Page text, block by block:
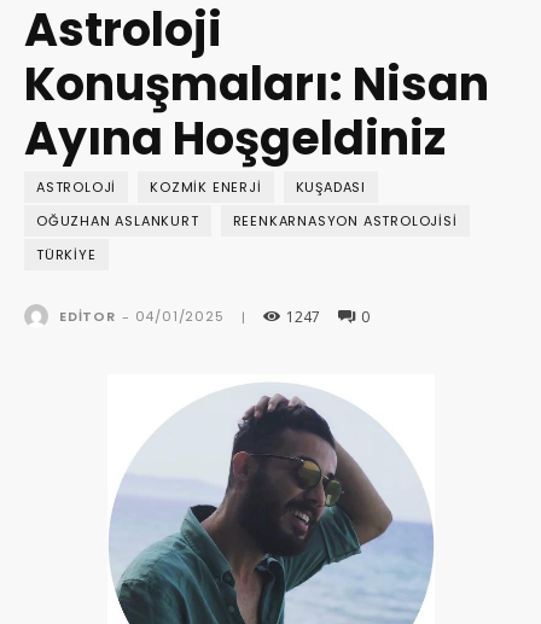
Astroloji
Konuşmaları: Nisan
Ayına Hoşgeldiniz
ASTROLOJI KOZMIK ENERJI
KUŞADASI
OĞUZHAN ASLANKURT
REENKARNASYON ASTROLOJISI
TÜRKIYE
EDITOR - 04/01/2025 | 1247 0